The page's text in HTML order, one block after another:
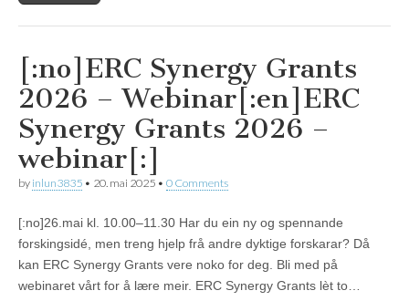
[:no]ERC Synergy Grants
2026 – Webinar[:en]ERC
Synergy Grants 2026 –
webinar[:]
by inlun3835 • 20. mai 2025 • 0 Comments
[:no]26.mai kl. 10.00–11.30 Har du ein ny og spennande
forskingsidé, men treng hjelp frå andre dyktige forskarar? Då
kan ERC Synergy Grants vere noko for deg. Bli med på
webinaret vårt for å lære meir. ERC Synergy Grants lèt to…